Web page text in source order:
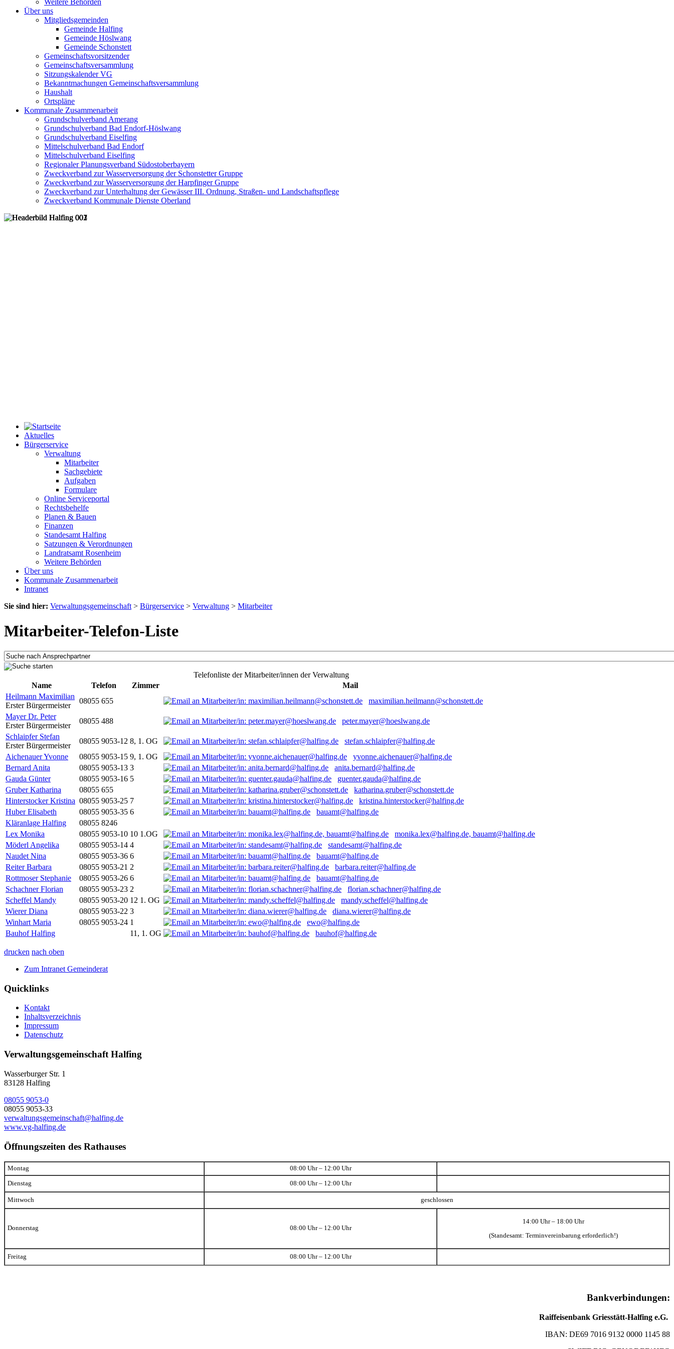
Weitere Behörden
Über uns
Mitgliedsgemeinden
Gemeinde Halfing
Gemeinde Höslwang
Gemeinde Schonstett
Gemeinschaftsvorsitzender
Gemeinschaftsversammlung
Sitzungskalender VG
Bekanntmachungen Gemeinschaftsversammlung
Haushalt
Ortspläne
Kommunale Zusammenarbeit
Grundschulverband Amerang
Grundschulverband Bad Endorf-Höslwang
Grundschulverband Eiselfing
Mittelschulverband Bad Endorf
Mittelschulverband Eiselfing
Regionaler Planungsverband Südostoberbayern
Zweckverband zur Wasserversorgung der Schonstetter Gruppe
Zweckverband zur Wasserversorgung der Harpfinger Gruppe
Zweckverband zur Unterhaltung der Gewässer III. Ordnung, Straßen- und Landschaftspflege
Zweckverband Kommunale Dienste Oberland
Aktuelles
Bürgerservice
Verwaltung
Mitarbeiter
Sachgebiete
Aufgaben
Formulare
Online Serviceportal
Rechtsbehelfe
Planen & Bauen
Finanzen
Standesamt Halfing
Satzungen & Verordnungen
Landratsamt Rosenheim
Weitere Behörden
Über uns
Kommunale Zusammenarbeit
Intranet
Sie sind hier: Verwaltungsgemeinschaft > Bürgerservice > Verwaltung > Mitarbeiter
Mitarbeiter-Telefon-Liste
Telefonliste der Mitarbeiter/innen der Verwaltung
Name
Telefon Zimmer
Mail
Heilmann Maximilian
Erster Bürgermeister
08055 655
maximilian.heilmann@schonstett.de
Mayer Dr. Peter
Erster Bürgermeister
08055 488
peter.mayer@hoeslwang.de
Schlaipfer Stefan
Erster Bürgermeister
08055 9053-12 8, 1. OG
stefan.schlaipfer@halfing.de
Aichenauer Yvonne
08055 9053-15 9, 1. OG
yvonne.aichenauer@halfing.de
Bernard Anita
08055 9053-13 3
anita.bernard@halfing.de
Gauda Günter
08055 9053-16 5
guenter.gauda@halfing.de
Gruber Katharina
08055 655
katharina.gruber@schonstett.de
Hinterstocker Kristina 08055 9053-25 7
kristina.hinterstocker@halfing.de
Huber Elisabeth
08055 9053-35 6
bauamt@halfing.de
Kläranlage Halfing
08055 8246
Lex Monika
08055 9053-10 10 1.OG
monika.lex@halfing.de, bauamt@halfing.de
Möderl Angelika
08055 9053-14 4
standesamt@halfing.de
Naudet Nina
08055 9053-36 6
bauamt@halfing.de
Reiter Barbara
08055 9053-21 2
barbara.reiter@halfing.de
Rottmoser Stephanie
08055 9053-26 6
bauamt@halfing.de
Schachner Florian
08055 9053-23 2
florian.schachner@halfing.de
Scheffel Mandy
08055 9053-20 12 1. OG
mandy.scheffel@halfing.de
Wierer Diana
08055 9053-22 3
diana.wierer@halfing.de
Winhart Maria
08055 9053-24 1
ewo@halfing.de
Bauhof Halfing
11, 1. OG bauhof@halfing.de
drucken nach oben
Zum Intranet Gemeinderat
Quicklinks
Kontakt
Inhaltsverzeichnis
Impressum
Datenschutz
Verwaltungsgemeinschaft Halfing
Wasserburger Str. 1
83128 Halfing
08055 9053-0
08055 9053-33
verwaltungsgemeinschaft@halfing.de
www.vg-halfing.de
Öffnungszeiten des Rathauses
Montag 08:00 Uhr – 12:00 Uhr
Dienstag 08:00 Uhr – 12:00 Uhr
Mittwoch geschlossen
Donnerstag 08:00 Uhr – 12:00 Uhr
14:00 Uhr – 18:00 Uhr
(Standesamt: Terminvereinbarung erforderlich!)
Freitag 08:00 Uhr – 12:00 Uhr
Bankverbindungen:
Raiffeisenbank Griesstätt-Halfing e.G.
IBAN: DE69 7016 9132 0000 1145 88